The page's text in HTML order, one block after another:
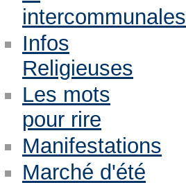
intercommunales
Infos
Religieuses
Les mots
pour rire
Manifestations
Marché d'été